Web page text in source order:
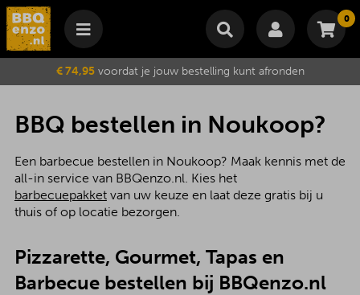
0
Winkelmand
Je winkelwagen is momenteel leeg.
Subtotaal €
Wijzig winkelmand Bestellen
€ 74,95voordat je jouw bestelling kunt afronden
BBQ bestellen in Noukoop?
Een barbecue bestellen in Noukoop? Maak kennis met de
all-in service van BBQenzo.nl. Kies het
barbecuepakketvan uw keuze en laat deze gratis bij u
thuis of op locatie bezorgen.
Pizzarette, Gourmet, Tapas en
Barbecue bestellen bij BBQenzo.nl